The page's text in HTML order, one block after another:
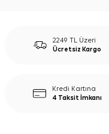
2249 TL Üzeri
Ücretsiz Kargo
Kredi Kartına
4 Taksit İmkanı